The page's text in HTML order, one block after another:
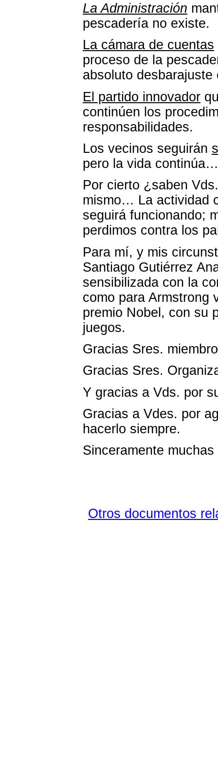
La Administración
pescadería no existe.
La cámara de cuentas
proceso de la
absoluto desbarajuste
El partido innovador
continúen los
responsabilidades.
Los vecinos seguirán
pero la vida
Por cierto ¿saben
mismo… La actividad
seguirá funcionando;
perdimos contra los
Para mí, y mis
Santiago Gutiérrez
sensibilizada con la
como para Armstrong
premio Nobel, con su
juegos.
Gracias Sres.
Gracias Sres.
Y gracias a Vds. por
Gracias a Vdes. por
hacerlo siempre.
Sinceramente
Otros documentos